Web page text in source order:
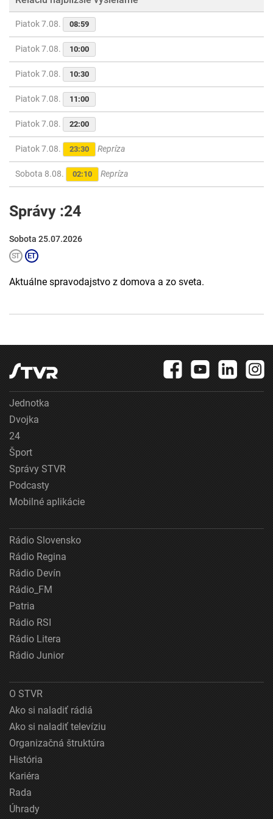
Piatok 7.08. 08:59
Piatok 7.08. 10:00
Piatok 7.08. 10:30
Piatok 7.08. 11:00
Piatok 7.08. 22:00
Piatok 7.08. 23:30 Repríza
Sobota 8.08. 02:10 Repríza
Správy :24
Sobota 25.07.2026
Aktuálne spravodajstvo z domova a zo sveta.
Jednotka
Dvojka
24
Šport
Správy STVR
Podcasty
Mobilné aplikácie
Rádio Slovensko
Rádio Regina
Rádio Devín
Rádio_FM
Patria
Rádio RSI
Rádio Litera
Rádio Junior
O STVR
Ako si naladiť rádiá
Ako si naladiť televíziu
Organizačná štruktúra
História
Kariéra
Rada
Úhrady